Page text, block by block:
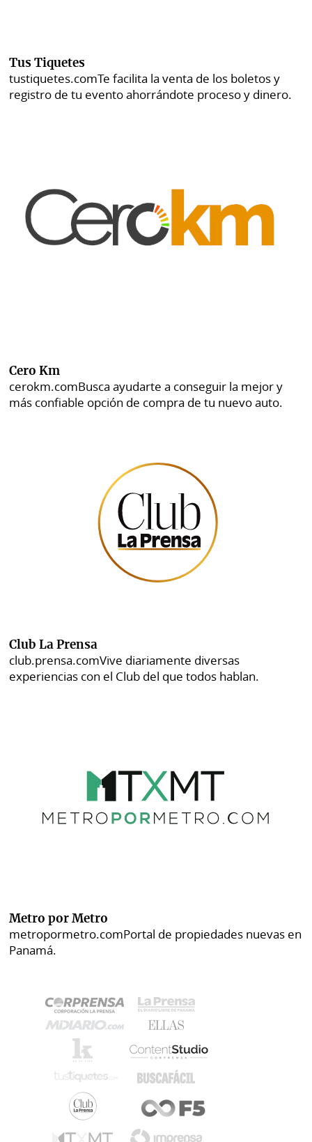
Tus Tiquetes
tustiquetes.comTe facilita la venta de los boletos y
registro de tu evento ahorrándote proceso y dinero.
Cero Km
cerokm.comBusca ayudarte a conseguir la mejor y
más confiable opción de compra de tu nuevo auto.
Club La Prensa
club.prensa.comVive diariamente diversas
experiencias con el Club del que todos hablan.
Metro por Metro
metropormetro.comPortal de propiedades nuevas en
Panamá.